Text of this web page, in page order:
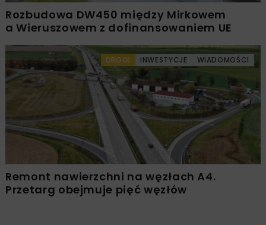
Rozbudowa DW450 między Mirkowem
a Wieruszowem z dofinansowaniem UE
DROGI INWESTYCJE WIADOMOŚCI
Remont nawierzchni na węzłach A4.
Przetarg obejmuje pięć węzłów